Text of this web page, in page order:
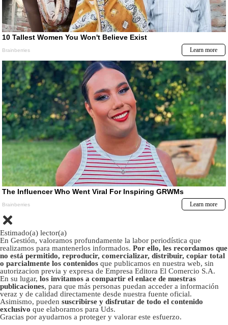
Estimado(a) lector(a)
En Gestión, valoramos profundamente la labor periodística que
realizamos para mantenerlos informados. Por ello, les recordamos que
no está permitido, reproducir, comercializar, distribuir, copiar total
o parcialmente los contenidos que publicamos en nuestra web, sin
autorizacion previa y expresa de Empresa Editora El Comercio S.A.
En su lugar, los invitamos a compartir el enlace de nuestras
publicaciones, para que más personas puedan acceder a información
veraz y de calidad directamente desde nuestra fuente oficial.
Asimismo, pueden suscribirse y disfrutar de todo el contenido
exclusivo que elaboramos para Uds.
Gracias por ayudarnos a proteger y valorar este esfuerzo.